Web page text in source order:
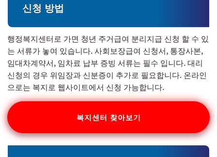
신청 방법
행정복지센터로 가면 청년 주거급여 분리지급 신청 할 수 있
는 서류가 놓여 있습니다. 사회보장급여 신청서, 통장사본,
임대차계약서, 임차료 납부 증빙 서류는 필수 입니다. 대리
신청의 경우 위임장과 신분증이 추가로 필요합니다. 온라인
으로는 복지로 웹사이트에서 신청 가능합니다.
복지센터 찾아보기